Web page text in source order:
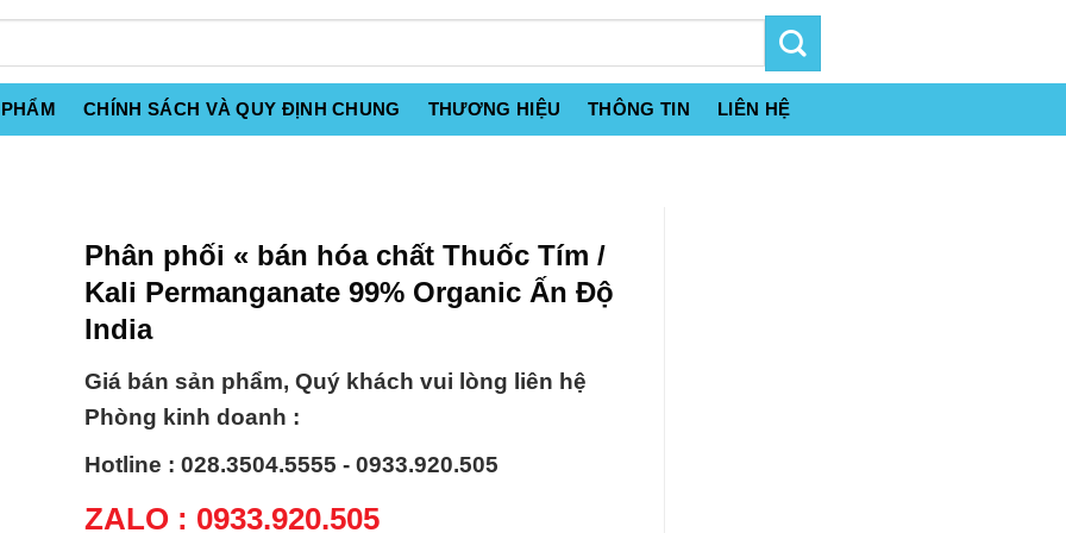
CHÍNH SÁCH VÀ QUY ĐỊNH CHUNG THƯƠNG HIỆU THÔNG TIN LIÊN HỆ
Phân phối « bán hóa chất Thuốc Tím /
Kali Permanganate 99% Organic Ấn Độ
India
Giá bán sản phẩm, Quý khách vui lòng liên hệ
Phòng kinh doanh :
Hotline : 028.3504.5555 - 0933.920.505
ZALO : 0933.920.505